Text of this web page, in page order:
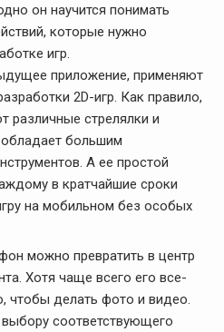
он научится понимать
которые нужно
игр.
приложение, применяют
2D-игр. Как правило,
стрелялки и
большим
А ее простой
в кратчайшие сроки
на мобильном без особых
можно превратить в центр
Хотя чаще всего его все-
чтобы делать фото и видео.
соответствующего